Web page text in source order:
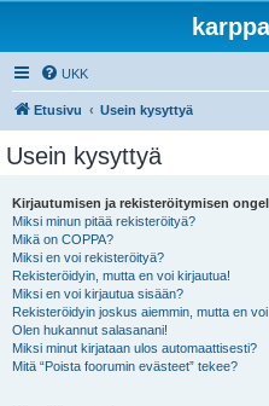
UKK
Etusivu Usein kysyttyä
Usein kysyttyä
Kirjautumisen ja rekisteröitymisen
Miksi minun pitää rekisteröityä?
Mikä on COPPA?
Miksi en voi rekisteröityä?
Rekisteröidyin, mutta en voi kirjautua!
Miksi en voi kirjautua sisään?
Rekisteröidyin joskus aiemmin, mutta en
Olen hukannut salasanani!
Miksi minut kirjataan ulos automaattisesti?
Mitä “Poista foorumin evästeet” tekee?